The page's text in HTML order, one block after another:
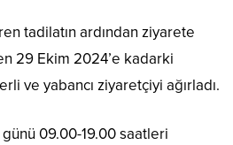
tadilatın ardından ziyarete
29 Ekim 2024’e kadarki
ve yabancı ziyaretçiyi ağırladı.
günü 09.00-19.00 saatleri